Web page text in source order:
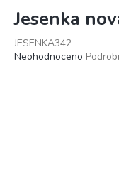
Jesenka
JESENKA342
Průměrné
Neohodnoceno